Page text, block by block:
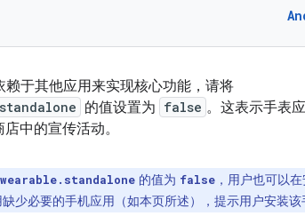
于其他应用来实现核心功能，请将
的值设置为 false 。这表示手表
中的宣传活动。
的值为 false ，用户也可以
少必要的手机应用（如本页所述），提示用户安装该